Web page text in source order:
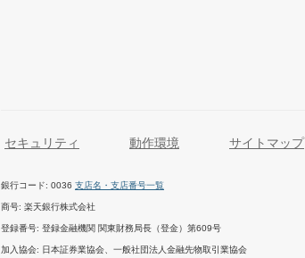
セキュリティ 動作環境 サイトマップ
銀行コード 0036 支店名・支店番号一覧
商号 楽天銀行株式会社
登録番号 登録金融機関 関東財務局長（登金）第609号
加入協会 日本証券業協会、一般社団法人金融先物取引業協会